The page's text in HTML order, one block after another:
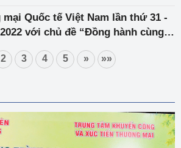
Quốc tế Việt Nam lần thứ 31 -
với chủ đề “Đồng hành cùng
2 3 4 5 » »»